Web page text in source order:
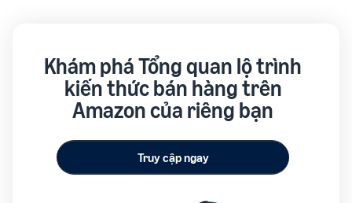
Khám phá Tổng quan lộ trình
kiến thức bán hàng trên
Amazon của riêng bạn
Truy cập ngay